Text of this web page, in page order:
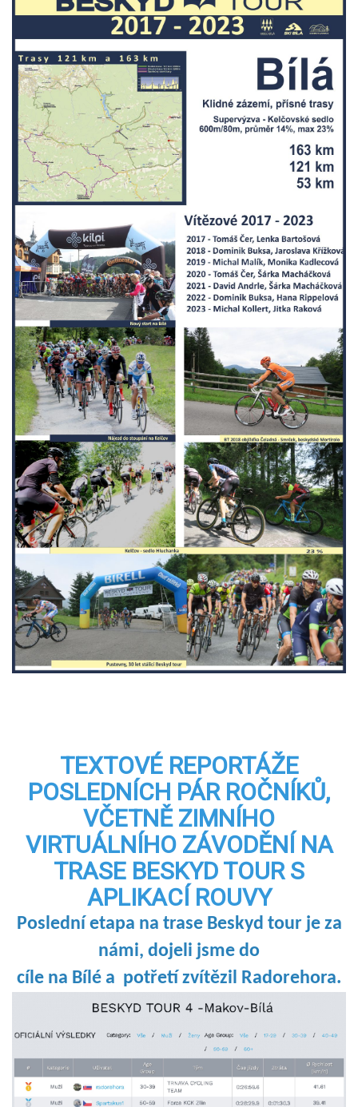
TEXTOVÉ REPORTÁŽE
POSLEDNÍCH PÁR ROČNÍKŮ,
VČETNĚ ZIMNÍHO
VIRTUÁLNÍHO ZÁVODĚNÍ NA
TRASE BESKYD TOUR S
APLIKACÍ ROUVY
Poslední etapa na trase Beskyd tour je za
námi, dojeli jsme do
cíle na Bílé a potřetí zvítězil Radorehora.